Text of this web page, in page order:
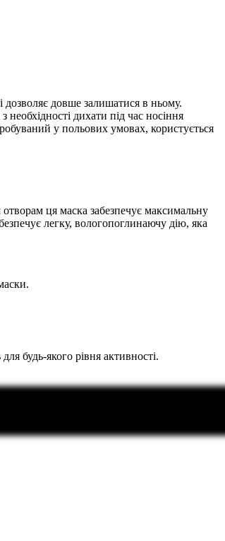
дозволяє довше залишатися в ньому.
дихати під час носіння
у польових умовах, користується
ця маска забезпечує максимальну
легку, вологопоглинаючу дію, яка
будь-якого рівня активності.